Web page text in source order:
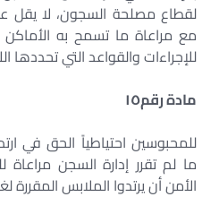
لقطاع مصلحة السجون، لا يقل
مع مراعاة ما تسمح به
للإجراءات والقواعد التي تحددها
مادة رقم١٥
للمحبوسين احتياطياً الحق في
ما لم تقرر إدارة السجن
الأمن أن يرتدوا الملابس